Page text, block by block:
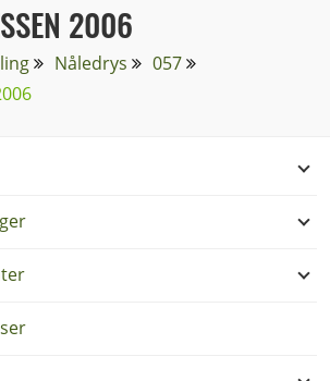
2006
Nåledrys
057